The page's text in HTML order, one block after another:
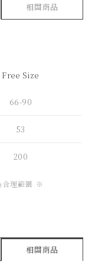
相關商品
Free Size
66-90
53
200
相關商品